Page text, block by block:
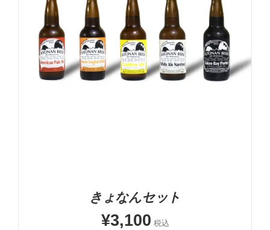
-
お買い物カゴに追加
詳細
きょなんセット
¥3,100 税込